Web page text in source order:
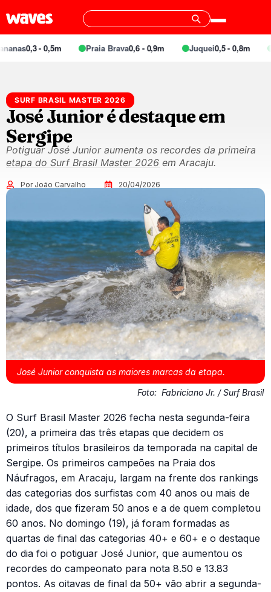
- 0,5m Praia Brava0,6 - 0,9m Juquei0,5 - 0,8m Barra
SURF BRASIL MASTER 2026
José Junior é destaque em
Sergipe
Potiguar José Junior aumenta os recordes da primeira
etapa do Surf Brasil Master 2026 em Aracaju.
Por João Carvalho 20/04/2026
José Junior conquista as maiores marcas da etapa.
Foto: Fabriciano Jr. / Surf Brasil
O Surf Brasil Master 2026 fecha nesta segunda-feira
(20), a primeira das três etapas que decidem os
primeiros títulos brasileiros da temporada na capital de
Sergipe. Os primeiros campeões na Praia dos
Náufragos, em Aracaju, largam na frente dos rankings
das categorias dos surfistas com 40 anos ou mais de
idade, dos que fizeram 50 anos e a de quem completou
60 anos. No domingo (19), já foram formadas as
quartas de final das categorias 40+ e 60+ e o destaque
do dia foi o potiguar José Junior, que aumentou os
recordes do campeonato para nota 8.50 e 13.83
pontos. As oitavas de final da 50+ vão abrir a segunda-